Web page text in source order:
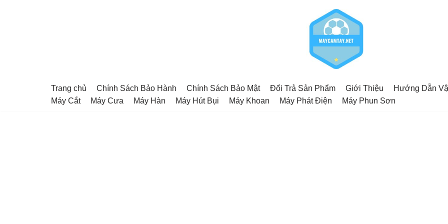
Trang chủ Chính Sách Bảo Hành Chính Sách Bảo Mật Đổi Trả Sản Phẩm Giới Thiệu Hướng Dẫn
Máy Cắt
Máy Cưa Máy Hàn Máy Hút Bụi Máy Khoan Máy Phát Điện Máy Phun Sơn